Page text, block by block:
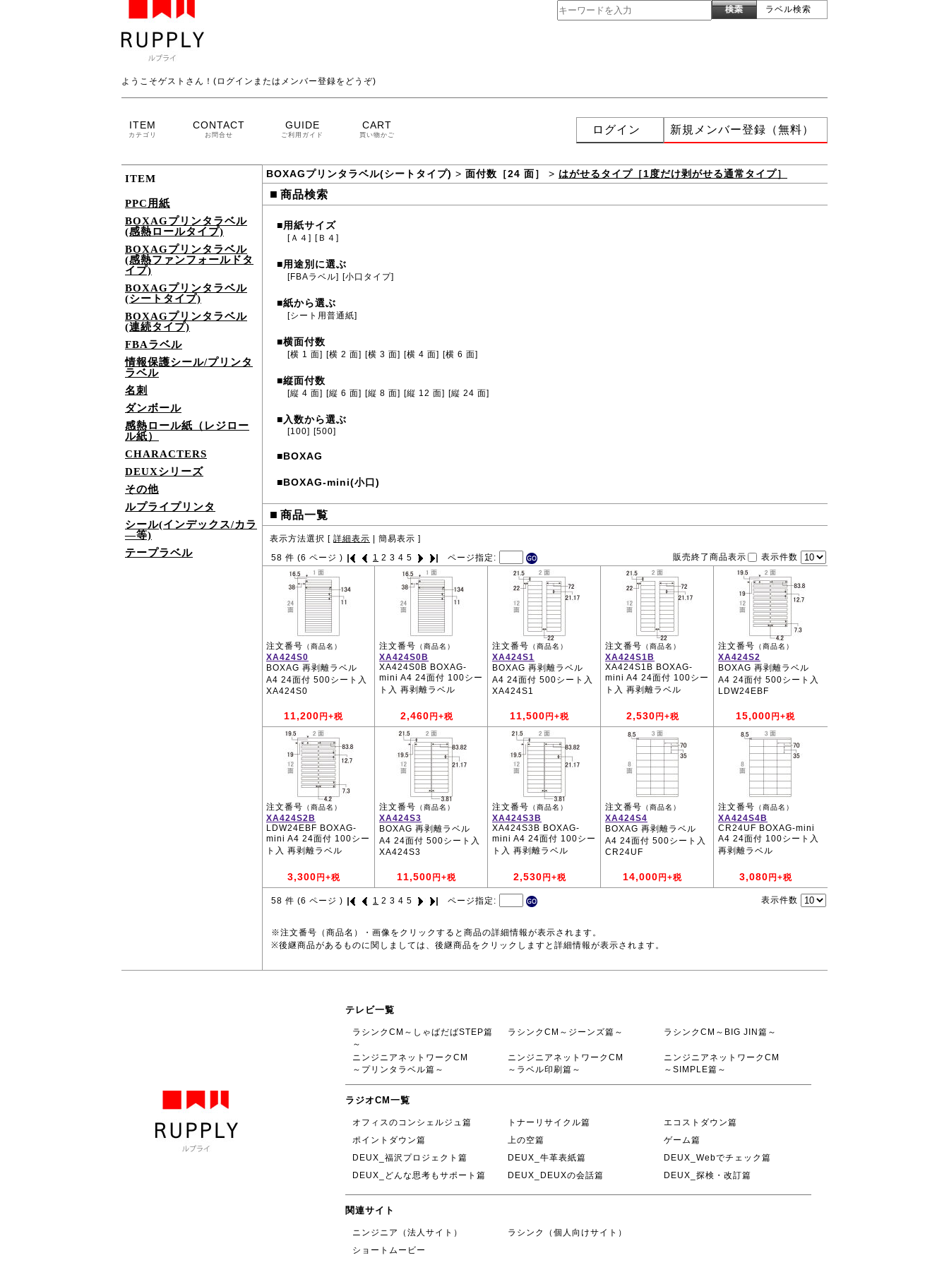
ラベル検索
ようこそゲストさん！(ログインまたはメンバー登録をどうぞ)
ITEM
カテゴリ
CONTACT
お問合せ
GUIDE
ご利用ガイド
CART
買い物かご ログイン 新規メンバー登録（無料）
ITEM
PPC用紙
BOXAGプリンタラベル
(感熱ロールタイプ)
BOXAGプリンタラベル
(感熱ファンフォールドタ
イプ)
BOXAGプリンタラベル
(シートタイプ)
BOXAGプリンタラベル
(連続タイプ)
FBAラベル
情報保護シール/プリンタ
ラベル
名刺
ダンボール
感熱ロール紙（レジロー
ル紙）
CHARACTERS
DEUXシリーズ
その他
ルプライプリンタ
シール(インデックス/カラ
―等)
テープラベル
BOXAGプリンタラベル(シートタイプ) > 面付数［24 面］ > はがせるタイプ［1度だけ剥がせる通常タイプ］
■ 商品検索
■用紙サイズ
[Ａ４] [Ｂ４]
■用途別に選ぶ
[FBAラベル] [小口タイプ]
■紙から選ぶ
[シート用普通紙]
■横面付数
[横 1 面] [横 2 面] [横 3 面] [横 4 面] [横 6 面]
■縦面付数
[縦 4 面] [縦 6 面] [縦 8 面] [縦 12 面] [縦 24 面]
■ 入数から選ぶ
[100] [500]
■BOXAG
■BOXAG-mini(小口)
■ 商品一覧
表示方法選択 [ 詳細表示 簡易表示 ]
58 件 (6 ページ ) 1 2 3 4 5 ページ指定: 販売終了商品表示 表示件数
注文番号 （商品名）
XA424S0
BOXAG 再剥離ラベル
A4 24面付 500シート入
XA424S0
11,200 円+税
注文番号 （商品名）
XA424S0B
XA424S0B BOXAG-
mini A4 24面付 100シー
ト入 再剥離ラベル
2,460 円+税
注文番号 （商品名）
XA424S1
BOXAG 再剥離ラベル
A4 24面付 500シート入
XA424S1
11,500 円+税
注文番号 （商品名）
XA424S1B
XA424S1B BOXAG-
mini A4 24面付 100シー
ト入 再剥離ラベル
2,530 円+税
注文番号 （商品名）
XA424S2
BOXAG 再剥離ラベル
A4 24面付 500シート入
LDW24EBF
15,000 円+税
注文番号 （商品名）
XA424S2B
LDW24EBF BOXAG-
mini A4 24面付 100シー
ト入 再剥離ラベル
3,300 円+税
注文番号 （商品名）
XA424S3
BOXAG 再剥離ラベル
A4 24面付 500シート入
XA424S3
11,500 円+税
注文番号 （商品名）
XA424S3B
XA424S3B BOXAG-
mini A4 24面付 100シー
ト入 再剥離ラベル
2,530 円+税
注文番号 （商品名）
XA424S4
BOXAG 再剥離ラベル
A4 24面付 500シート入
CR24UF
14,000 円+税
注文番号 （商品名）
XA424S4B
CR24UF BOXAG-mini
A4 24面付 100シート入
再剥離ラベル
3,080 円+税
58 件 (6 ページ ) 1 2 3 4 5 ページ指定: 表示件数
※注文番号（商品名）・画像をクリックすると商品の詳細情報が表示されます。
※後継商品があるものに関しましては、後継商品をクリックしますと詳細情報が表示されます。
テレビ一覧
ラシンクCM～しゃばだばSTEP篇
～
ラシンクCM～ジーンズ篇～ ラシンクCM～BIG JIN篇～
ニンジニアネットワークCM
～プリンタラベル篇～
ニンジニアネットワークCM
～ラベル印刷篇～
ニンジニアネットワークCM
～SIMPLE篇～
ラジオCM一覧
オフィスのコンシェルジュ篇 トナーリサイクル篇
エコストダウン篇
ポイントダウン篇
上の空篇
ゲーム篇
DEUX_福沢プロジェクト篇
DEUX_牛革表紙篇
DEUX_Webでチェック篇
DEUX_どんな思考もサポート篇
DEUX_DEUXの会話篇 DEUX_探検・改訂篇
関連サイト
ニンジニア（法人サイト）
ラシンク（個人向けサイト）
ショートムービー